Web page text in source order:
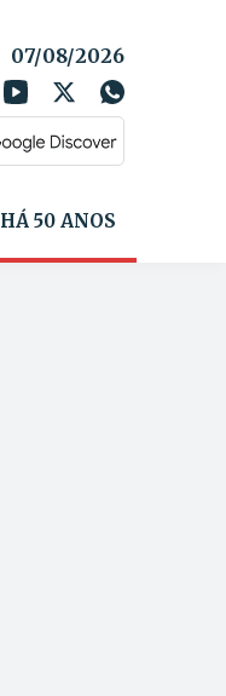
07/08/2026
HÁ 50 ANOS